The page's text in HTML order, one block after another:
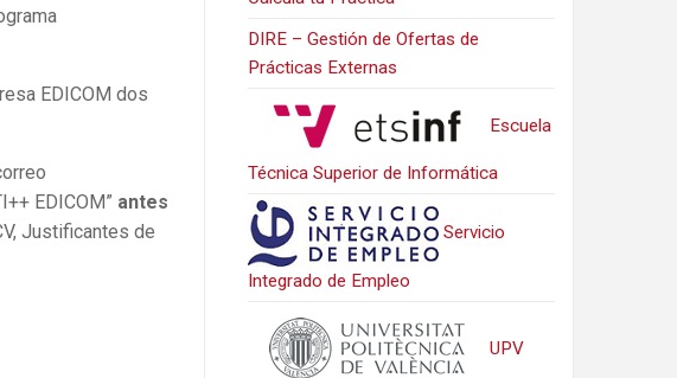
EDICOM dos
EDICOM” antes
Justificantes de
DIRE – Gestión de Ofertas de
Prácticas Externas
Escuela
Técnica Superior de Informática
Servicio
Integrado de Empleo
UPV